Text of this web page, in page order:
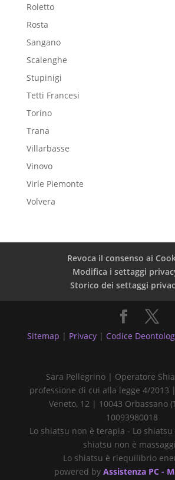
Roletto
Rosta
Sangano
Scalenghe
Stupinigi
Tetti Francesi
Torino
Trana
Villarbasse
Vinovo
Virle Piemonte
Volvera
Revoca il consenso ai
Modifica i settaggi
Storico dei settaggi
Sitemap | Privacy | Codice
Sara Pellegrino | Operatore
professione di cui alla legge 4/2013
Veneto, 12 | 10043 Orbassano
10093980018
Lo shiatsu non è terapia - Lo
shiatsu non è
Lo shiatsu è riequilibrio
powered byAssistenza PC -